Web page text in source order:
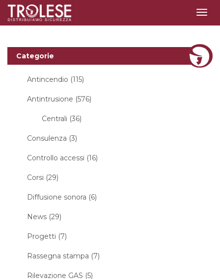
Categorie
Antincendio (115)
Antintrusione (576)
Centrali (36)
Consulenza (3)
Controllo accessi (16)
Corsi (29)
Diffusione sonora (6)
News (29)
Progetti (7)
Rassegna stampa (7)
Rilevazione GAS (5)